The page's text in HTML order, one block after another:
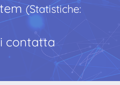
(Statistiche:
contatta